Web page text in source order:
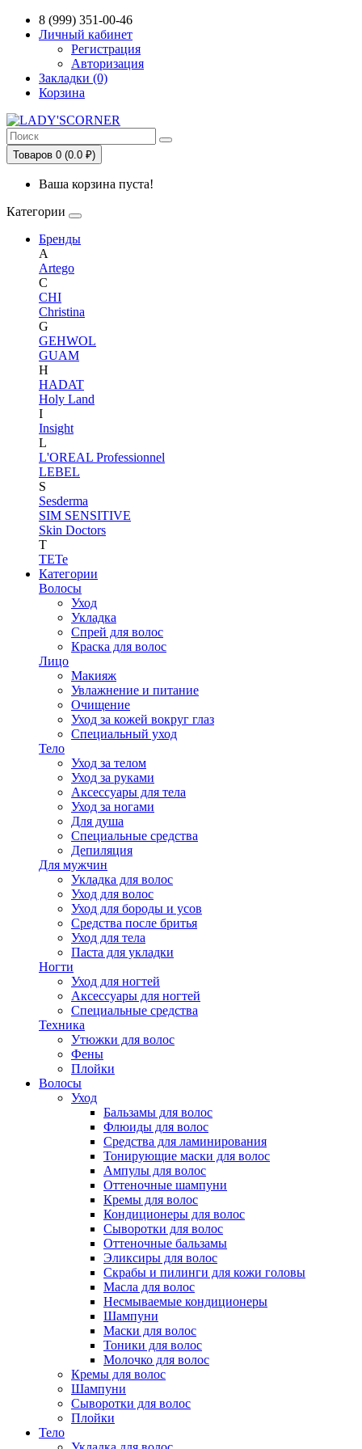
Сервис сравнения цен в Беларуси
8 (999) 351-00-46
Личный кабинет
Регистрация
Авторизация
Закладки (0)
Корзина
Товаров 0 (0.0 ₽)
Ваша корзина пуста!
Категории
Бренды
A
Artego
C
CHI
Christina
G
GEHWOL
GUAM
H
HADAT
Holy Land
I
Insight
L
L'OREAL Professionnel
LEBEL
S
Sesderma
SIM SENSITIVE
Skin Doctors
T
TETe
Категории
Волосы
Уход
Укладка
Спрей для волос
Краска для волос
Лицо
Макияж
Увлажнение и питание
Очищение
Уход за кожей вокруг глаз
Специальный уход
Тело
Уход за телом
Уход за руками
Аксессуары для тела
Уход за ногами
Для душа
Специальные средства
Депиляция
Для мужчин
Укладка для волос
Уход для волос
Уход для бороды и усов
Средства после бритья
Уход для тела
Паста для укладки
Ногти
Уход для ногтей
Аксессуары для ногтей
Специальные средства
Техника
Утюжки для волос
Фены
Плойки
Волосы
Уход
Бальзамы для волос
Флюиды для волос
Средства для ламинирования
Тонирующие маски для волос
Ампулы для волос
Оттеночные шампуни
Кремы для волос
Кондиционеры для волос
Сыворотки для волос
Оттеночные бальзамы
Эликсиры для волос
Скрабы и пилинги для кожи головы
Масла для волос
Несмываемые кондиционеры
Шампуни
Маски для волос
Тоники для волос
Молочко для волос
Кремы для волос
Шампуни
Сыворотки для волос
Плойки
Тело